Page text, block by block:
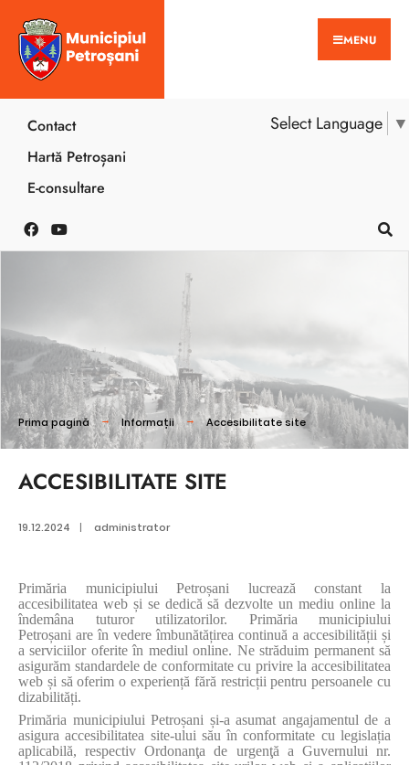
MENU
Select Language ▼
Contact
Hartă Petroșani
E-consultare
Prima pagină Informații Accesibilitate site
ACCESIBILITATE SITE
19.12.2024 | administrator
Primăria municipiului Petroșani lucrează constant la
accesibilitatea web și se dedică să dezvolte un mediu online la
îndemâna tuturor utilizatorilor. Primăria municipiului
Petroșani are în vedere îmbunătățirea continuă a accesibilității și
a serviciilor oferite în mediul online. Ne străduim permanent să
asigurăm standardele de conformitate cu privire la accesibilitatea
web și să oferim o experiență fără restricții pentru persoanele cu
dizabilități.
Primăria municipiului Petroșani și-a asumat angajamentul de a
asigura accesibilitatea site-ului său în conformitate cu legislația
aplicabilă, respectiv Ordonanţa de urgenţă a Guvernului nr.